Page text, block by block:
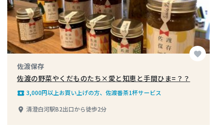
favorite
佐渡保存
佐渡の野菜やくだものたち×愛と知恵と手間ひま=？？
local_play 3,000円以上お買い上げの方、佐渡番茶1杯サービス
place 清澄白河駅B2出口から徒歩2分